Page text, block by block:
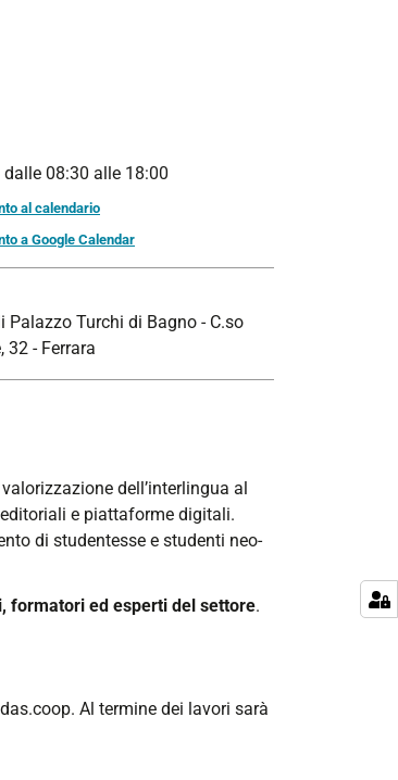
dalle 08:30 alle 18:00
al calendario
a Google Calendar
Palazzo Turchi di Bagno - C.so
32 - Ferrara
dell’interlingua al
e piattaforme digitali.
di studentesse e studenti neo-
formatori ed esperti del settore.
Al termine dei lavori sarà